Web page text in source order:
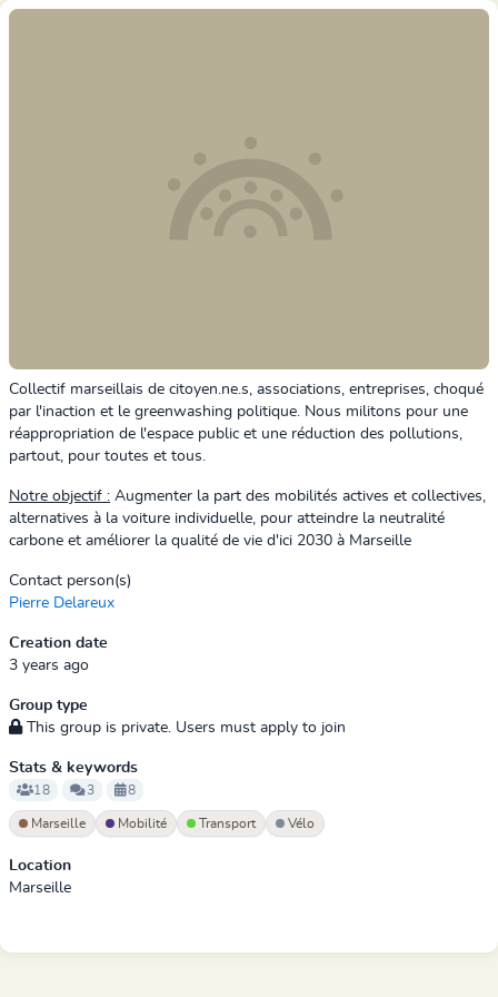
Collectif marseillais de citoyen.ne.s, associations, entreprises, choqué
par l'inaction et le greenwashing politique. Nous militons pour une
réappropriation de l'espace public et une réduction des pollutions,
partout, pour toutes et tous.
Notre objectif : Augmenter la part des mobilités actives et collectives,
alternatives à la voiture individuelle, pour atteindre la neutralité
carbone et améliorer la qualité de vie d'ici 2030 à Marseille
Contact person(s)
Pierre Delareux
Creation date
3 years ago
Group type
This group is private. Users must apply to join
Stats & keywords
18 3 8
Marseille Mobilité Transport Vélo
Location
Marseille